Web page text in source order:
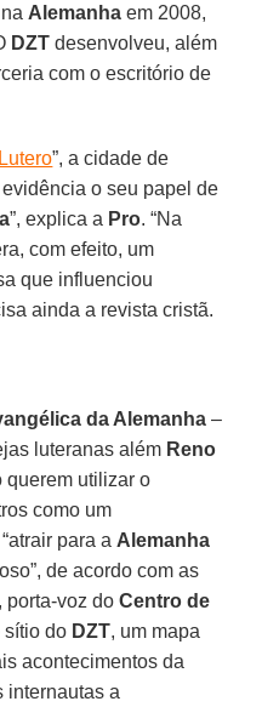
Alemanha em 2008,
DZT desenvolveu, além
com o escritório de
”, a cidade de
o seu papel de
”, explica a Pro. “Na
com efeito, um
que influenciou
ainda a revista cristã.
da Alemanha –
luteranas além Reno
querem utilizar o
como um
“atrair para a Alemanha
de acordo com as
, porta-voz doCentro de
sítio do DZT, um mapa
acontecimentos da
internautas a